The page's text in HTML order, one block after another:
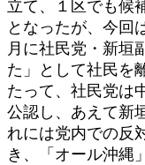
立て、１区でも候
となったが、今回
月に社民党・新垣
た」として社民を
たって、社民党は
公認し、あえて新
れには党内での反
き、「オール沖縄